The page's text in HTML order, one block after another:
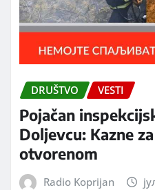
DRUŠTVO VESTI
Pojačan
Doljevcu: Kazne
otvorenom
Radio Koprijan